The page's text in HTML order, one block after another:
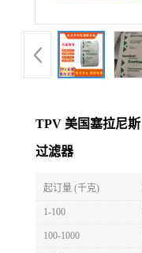
品
展
证
TPV 美国塞拉尼
过滤器
起订量 (千克)
1-100
100-1000